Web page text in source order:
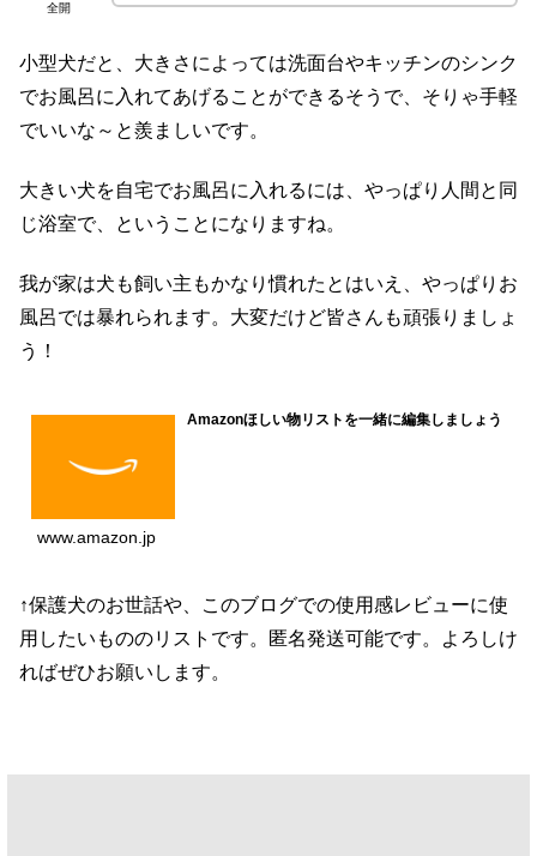
全開
小型犬だと、大きさによっては洗面台やキッチンのシンク
でお風呂に入れてあげることができるそうで、そりゃ手軽
でいいな～と羨ましいです。
大きい犬を自宅でお風呂に入れるには、やっぱり人間と同
じ浴室で、ということになりますね。
我が家は犬も飼い主もかなり慣れたとはいえ、やっぱりお
風呂では暴れられます。大変だけど皆さんも頑張りましょ
う！
Amazonほしい物リストを一緒に編集しましょう
www.amazon.jp
↑保護犬のお世話や、このブログでの使用感レビューに使
用したいもののリストです。匿名発送可能です。よろしけ
ればぜひお願いします。